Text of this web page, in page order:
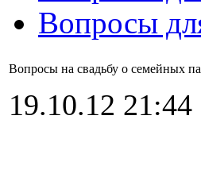
Вопросы
Вопросы на свадьбу о семейных
19.10.12 21:44